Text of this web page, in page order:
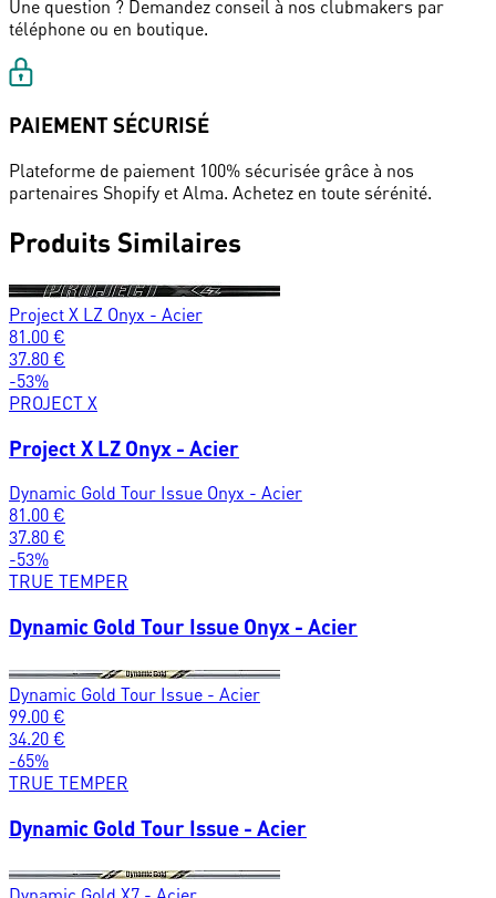
Une question ? Demandez conseil à nos clubmakers par
téléphone ou en boutique.
PAIEMENT SÉCURISÉ
Plateforme de paiement 100% sécurisée grâce à nos
partenaires Shopify et Alma. Achetez en toute sérénité.
Produits Similaires
Project X LZ Onyx - Acier
81.00 €
37.80 €
-53%
PROJECT X
Project X LZ Onyx - Acier
Dynamic Gold Tour Issue Onyx - Acier
81.00 €
37.80 €
-53%
TRUE TEMPER
Dynamic Gold Tour Issue Onyx - Acier
Dynamic Gold Tour Issue - Acier
99.00 €
34.20 €
-65%
TRUE TEMPER
Dynamic Gold Tour Issue - Acier